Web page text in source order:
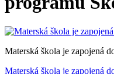
Materská škola je zapojená
Materská škola je zapojená